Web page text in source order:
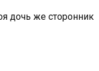
дочь же сторонник